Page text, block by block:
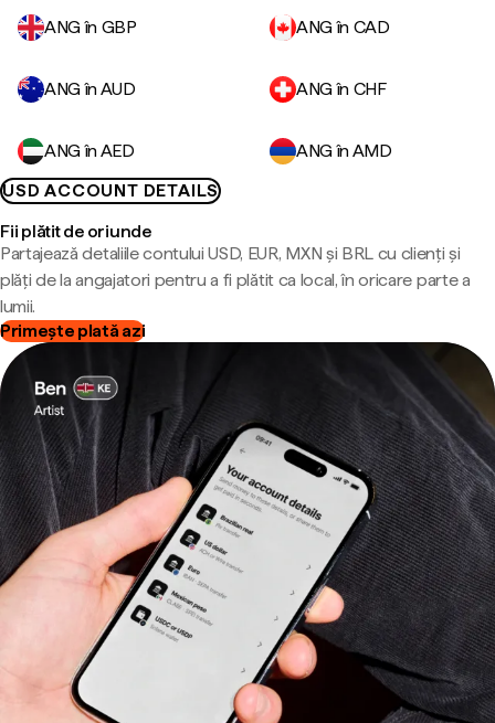
ANG în GBP ANG în CAD
ANG în AUD ANG în CHF
ANG în AED
ANG în AMD
USD ACCOUNT DETAILS
Fii plătit de oriunde
Partajează detaliile contului USD, EUR, MXN și BRL cu clienți și
plăți de la angajatori pentru a fi plătit ca local, în oricare parte a
lumii.
Primește plată azi